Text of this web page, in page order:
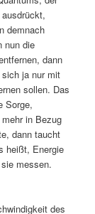
demnach
nun die
dann
ja nur mit
sollen. Das
Sorge,
in Bezug
dann taucht
heißt, Energie
messen.
des